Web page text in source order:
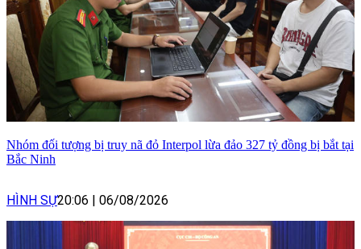
Nhóm đối tượng bị truy nã đỏ Interpol lừa đảo 327 tỷ đồng bị bắt tại
Bắc Ninh
HÌNH SỰ20:06 06/08/2026